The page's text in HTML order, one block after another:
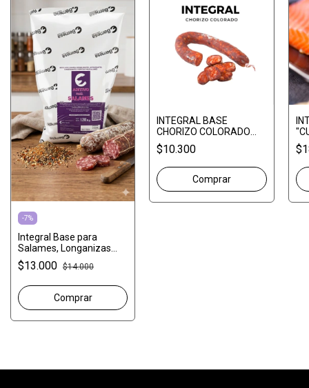
-7%
Integral Base para
Salames, Longanizas
Rinde 20 kg.
$13.000 $14.000
INTEGRAL BASE
CHORIZO COLORADO
RINDE 10 KG.
$10.300
KG